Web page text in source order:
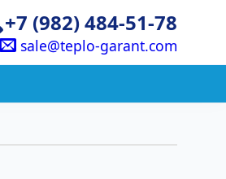
+7 (982) 484-51-78
sale@teplo-garant.com